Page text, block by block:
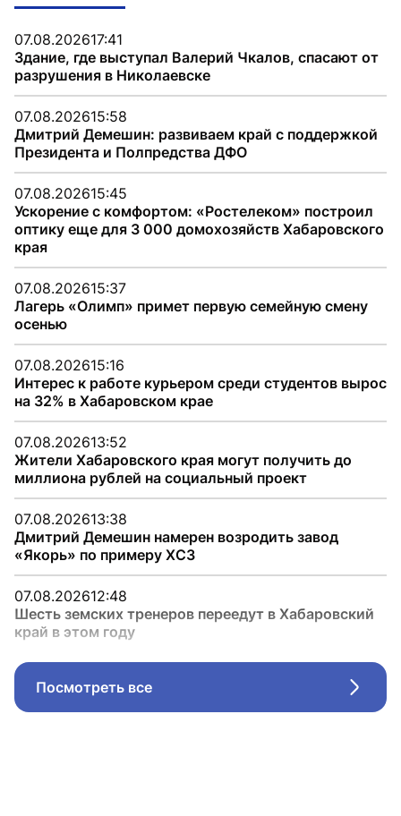
07.08.202617:41
Здание, где выступал Валерий Чкалов, спасают от
разрушения в Николаевске
07.08.202615:58
Дмитрий Демешин: развиваем край с поддержкой
Президента и Полпредства ДФО
07.08.202615:45
Ускорение с комфортом: «Ростелеком» построил
оптику еще для 3 000 домохозяйств Хабаровского
края
07.08.202615:37
Лагерь «Олимп» примет первую семейную смену
осенью
07.08.202615:16
Интерес к работе курьером среди студентов вырос
на 32% в Хабаровском крае
07.08.202613:52
Жители Хабаровского края могут получить до
миллиона рублей на социальный проект
07.08.202613:38
Дмитрий Демешин намерен возродить завод
«Якорь» по примеру ХСЗ
07.08.202612:48
Шесть земских тренеров переедут в Хабаровский
край в этом году
Посмотреть все